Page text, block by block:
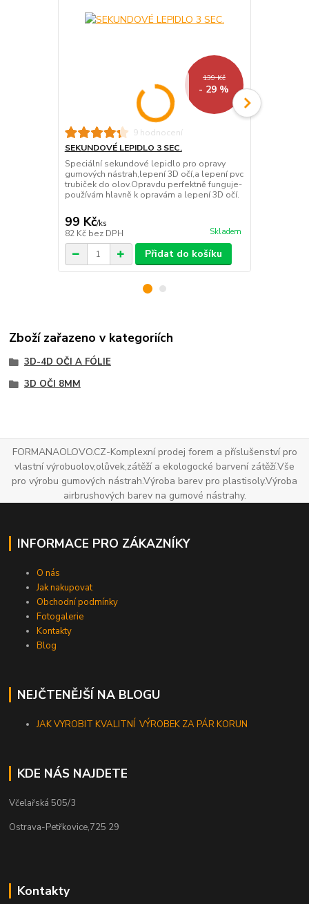
139 Kč
- 29 %
9 hodnocení
SEKUNDOVÉ LEPIDLO 3 SEC.
Speciální sekundové lepidlo pro opravy
gumových nástrah,lepení 3D očí,a lepení pvc
trubiček do olov.Opravdu perfektně funguje-
používám hlavně k opravám a lepení 3D očí.
99 Kč/ks
82 Kč bez DPH Skladem
Přidat do košíku
Zboží zařazeno v kategoriích
3D-4D OČI A FÓLIE
3D OČI 8MM
FORMANAOLOVO.CZ-Komplexní prodej forem a příslušenství pro
vlastní výrobuolov,olůvek,zátěží a ekologocké barvení zátěží.Vše
pro výrobu gumových nástrah.Výroba barev pro plastisoly.Výroba
airbrushových barev na gumové nástrahy.
INFORMACE PRO ZÁKAZNÍKY
O nás
Jak nakupovat
Obchodní podmínky
Fotogalerie
Kontakty
Blog
NEJČTENĚJŠÍ NA BLOGU
JAK VYROBIT KVALITNÍ VÝROBEK ZA PÁR KORUN
KDE NÁS NAJDETE
Včelařská 505/3
Ostrava-Petřkovice,725 29
Kontakty